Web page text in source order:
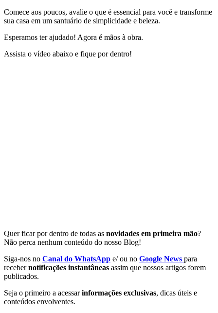
Comece aos poucos, avalie o que é essencial para você e transforme
sua casa em um santuário de simplicidade e beleza.
Esperamos ter ajudado! Agora é mãos à obra.
Assista o vídeo abaixo e fique por dentro!
Quer ficar por dentro de todas as novidades em primeira mão?
Não perca nenhum conteúdo do nosso Blog!
Siga-nos no Canal do WhatsApp e/ ou no Google News para
recebernotificações instantâneas assim que nossos artigos forem
publicados.
Seja o primeiro a acessarinformações exclusivas, dicas úteis e
conteúdos envolventes.